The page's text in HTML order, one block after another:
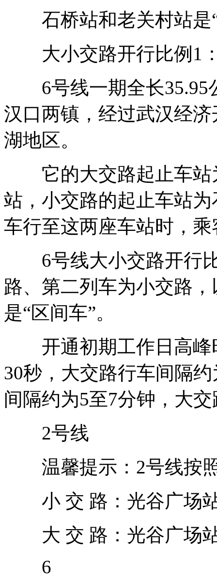
石桥站和老关村站是“
大小交路开行比例1
6号线一期全长35.95
汉口两镇，经过武汉经
湖地区。
它的大交路起止车站
站，小交路的起止车站
车行至这两座车站时，
6号线大小交路开行比
路、第二列车为小交路
是“区间车”。
开通初期工作日高峰
30秒，大交路行车间隔
间隔约为5至7分钟，大
2号线
温馨提示：2号线按照
小 交 路：光谷广场
大 交 路：光谷广场
6